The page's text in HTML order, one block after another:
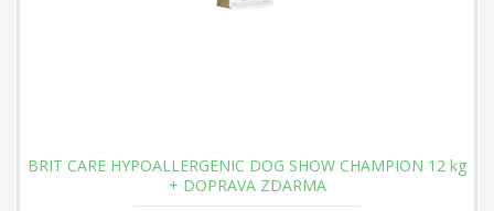
BRIT CARE HYPOALLERGENIC DOG SHOW CHAMPION 12 kg
+ DOPRAVA ZDARMA